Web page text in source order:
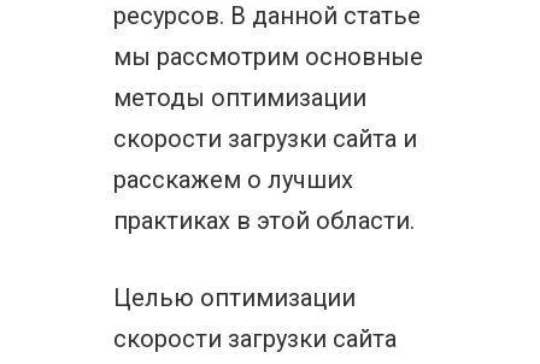
ресурсов. В данной статье
мы рассмотрим основные
методы оптимизации
скорости загрузки сайта и
расскажем о лучших
практиках в этой области.
Целью оптимизации
скорости загрузки сайта